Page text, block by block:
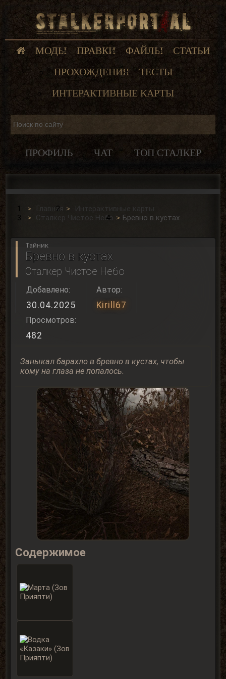
МОДЫ ПРАВКИ ФАЙЛЫ
СТАТЬИ
ПРОХОЖДЕНИЯ
ТЕСТЫ
ИНТЕРАКТИВНЫЕ КАРТЫ
ПРОФИЛЬ ЧАТ ТОП СТАЛКЕР
Главная
Интерактивные карты
Сталкер Чистое Небо
Бревно в кустах
Тайник
Бревно в кустах
Сталкер Чистое Небо
Добавлено:
30.04.2025
Автор:
Kirill67
Просмотров:
482
Заныкал барахло в бревно в кустах, чтобы
кому на глаза не попалось.
Содержимое